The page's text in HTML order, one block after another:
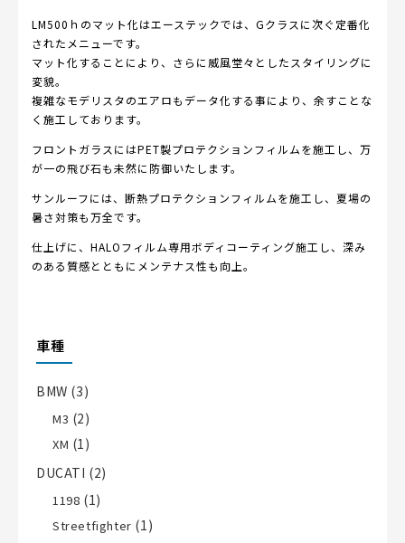
LM500ｈのマット化はエーステックでは、Gクラスに次ぐ定番化
されたメニューです。
マット化することにより、さらに威風堂々としたスタイリングに
変貌。
複雑なモデリスタのエアロもデータ化する事により、余すことな
く施工しております。
フロントガラスにはPET製プロテクションフィルムを施工し、万
が一の飛び石も未然に防御いたします。
サンルーフには、断熱プロテクションフィルムを施工し、夏場の
暑さ対策も万全です。
仕上げに、HALOフィルム専用ボディコーティング施工し、深み
のある質感とともにメンテナス性も向上。
車種
BMW (3)
M3 (2)
XM (1)
DUCATI (2)
1198 (1)
Streetfighter (1)